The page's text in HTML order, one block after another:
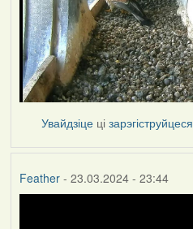
Увайдзіце цізарэгіструйцеся
Feather- 23.03.2024 - 23:44